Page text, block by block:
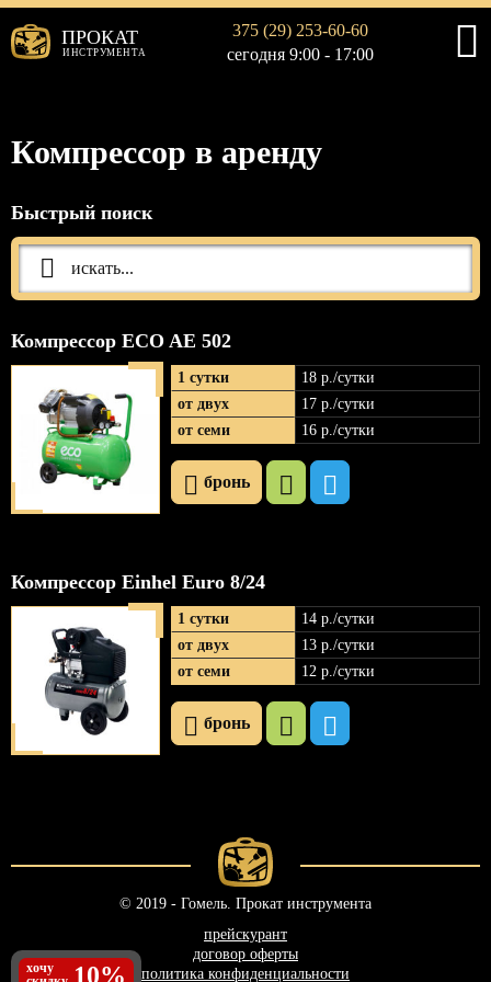
ПРОКАТ
ИНСТРУМЕНТА
375 (29) 253-60-60
сегодня 9:00 - 17:00
Компрессор в аренду
Быстрый поиск
Компрессор ECO AE 502
1 сутки 18 р./сутки
от двух
17 р./сутки
от семи
16 р./сутки
бронь
Компрессор Einhel Euro 8/24
1 сутки 14 р./сутки
от двух
13 р./сутки
от семи
12 р./сутки
бронь
© 2019 - Гомель. Прокат инструмента
прейскурант
договор оферты
политика конфиденциальности
хочу
10%